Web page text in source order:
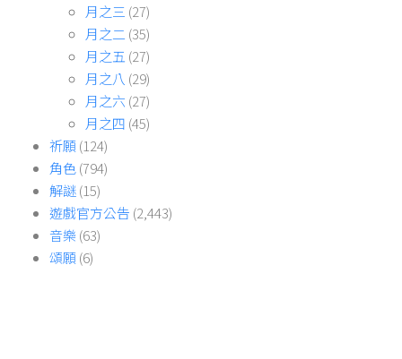
月之三 (27)
月之二 (35)
月之五 (27)
月之八 (29)
月之六 (27)
月之四 (45)
祈願(124)
角色(794)
解謎(15)
遊戲官方公告 (2,443)
音樂 (63)
頌願(6)